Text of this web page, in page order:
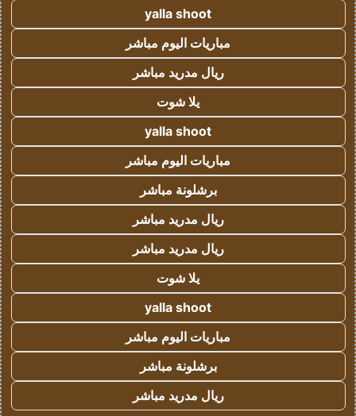
yalla shoot
مباريات اليوم مباشر
ريال مدريد مباشر
يلا شوت
yalla shoot
مباريات اليوم مباشر
برشلونة مباشر
ريال مدريد مباشر
ريال مدريد مباشر
يلا شوت
yalla shoot
مباريات اليوم مباشر
برشلونة مباشر
ريال مدريد مباشر